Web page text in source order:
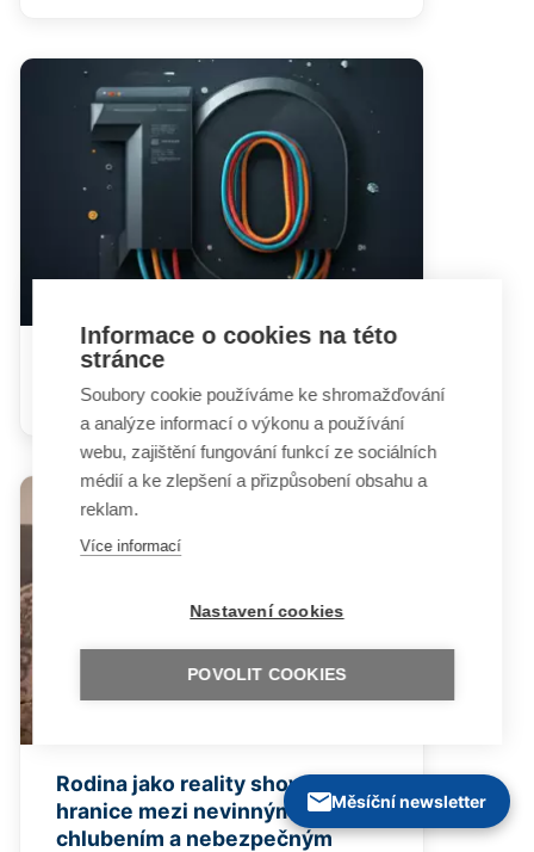
Desatero bezpečného chování
na internetu
Rodina jako reality show -
hranice mezi nevinným
chlubením a nebezpečným
Měsíční newsletter
Informace o cookies na této
stránce
Soubory cookie používáme ke shromažďování
a analýze informací o výkonu a používání
webu, zajištění fungování funkcí ze sociálních
médií a ke zlepšení a přizpůsobení obsahu a
reklam.
Více informací
Nastavení cookies
POVOLIT COOKIES